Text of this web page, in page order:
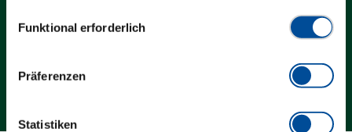
Funktional erforderlich
Präferenzen
Statistiken